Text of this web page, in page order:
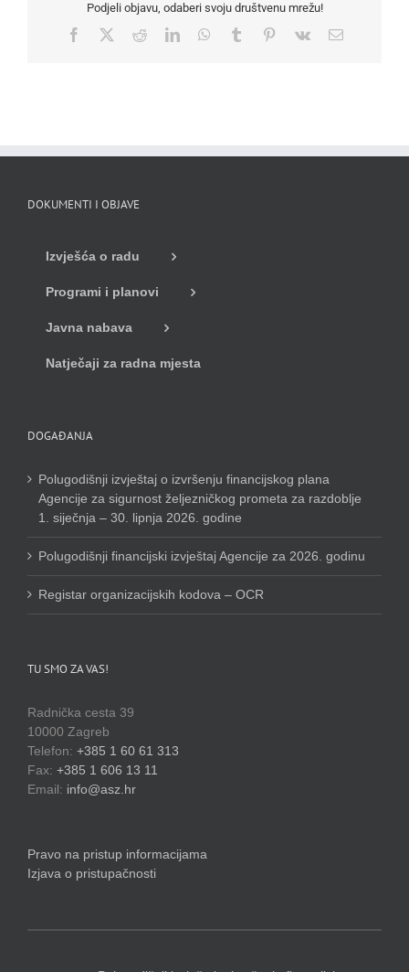
Podjeli objavu, odaberi svoju društvenu mrežu!
Facebook RedditLinkedInWhatsApp
Tumblr Pinterest
Vk Email
DOKUMENTI I OBJAVE
Izvješća o radu
Programi i planovi
Javna nabava
Natječaji za radna mjesta
DOGAĐANJA
Polugodišnji izvještaj o izvršenju financijskog plana
Agencije za sigurnost željezničkog prometa za razdoblje
1. siječnja – 30. lipnja 2026. godine
Polugodišnji financijski izvještaj Agencije za 2026. godinu
Registar organizacijskih kodova – OCR
TU SMO ZA VAS!
Radnička cesta 39
10000 Zagreb
Telefon: +385 1 60 61 313
Fax: +385 1 606 13 11
Email: info@asz.hr
Pravo na pristup informacijama
Izjava o pristupačnosti